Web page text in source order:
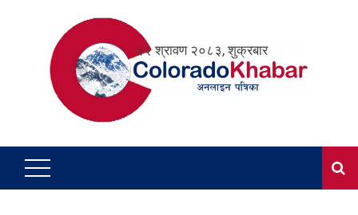
२२ श्रावण २०८३, शुक्रबार